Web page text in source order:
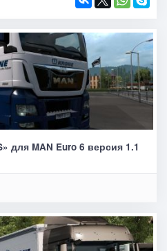
для MAN Euro 6 версия 1.1